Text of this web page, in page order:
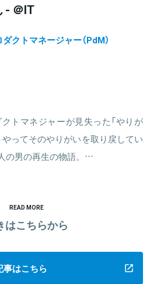
- ＠IT
クトマネージャー（PdM）
トマネジャーが見失った「やりが
やってそのやりがいを取り戻してい
の男の再生の物語。…
READ MORE
はこちらから
事はこちら